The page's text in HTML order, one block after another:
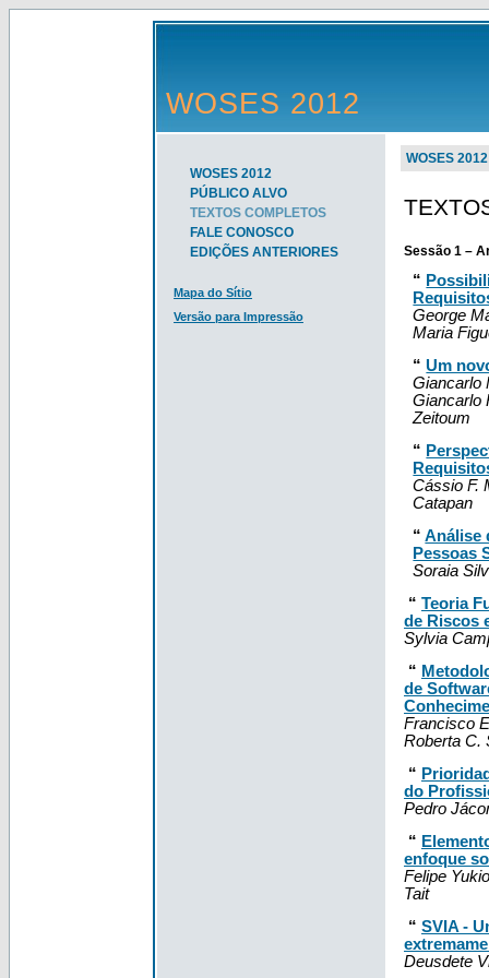
WOSES 2012
WOSES 2012
PÚBLICO ALVO
TEXTOS COMPLETOS
FALE CONOSCO
EDIÇÕES ANTERIORES
Mapa do Sítio
Versão para Impressão
WOSES 2012
Sessão 1 –
“
George
Maria
“Um
Giancarlo
Giancarlo
Zeitoum
“
Cássio F.
Catapan
“Análise
Pessoas
Soraia
“ Teoria
de Riscos
Sylvia
“
de
Francisco
Roberta C.
“
do
Pedro
“
enfoque
Felipe
Tait
“ SVIA -
Deusdete